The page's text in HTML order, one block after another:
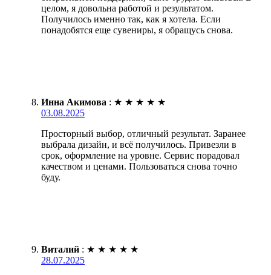
целом, я довольна работой и результатом.
Получилось именно так, как я хотела. Если
понадобятся еще сувениры, я обращусь снова.
Инна Акимова : ★ ★ ★ ★ ★
03.08.2025
Просторный выбор, отличный результат. Заранее
выбрала дизайн, и всё получилось. Привезли в
срок, оформление на уровне. Сервис порадовал
качеством и ценами. Пользоваться снова точно
буду.
Виталий : ★ ★ ★ ★ ★
28.07.2025